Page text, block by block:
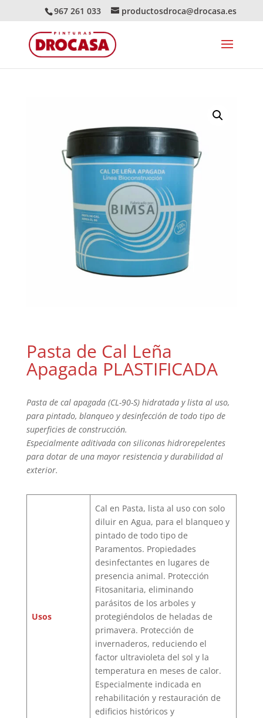
967 261 033 productosdroca@drocasa.es
Pasta de Cal Leña
Apagada PLASTIFICADA
Pasta de cal apagada (CL-90-S) hidratada y lista al uso,
para pintado, blanqueo y desinfección de todo tipo de
superficies de construcción.
Especialmente aditivada con siliconas hidrorepelentes
para dotar de una mayor resistencia y durabilidad al
exterior.
Usos
Cal en Pasta, lista al uso con solo
diluir en Agua, para el blanqueo y
pintado de todo tipo de
Paramentos. Propiedades
desinfectantes en lugares de
presencia animal. Protección
Fitosanitaria, eliminando
parásitos de los arboles y
protegiéndolos de heladas de
primavera. Protección de
invernaderos, reduciendo el
factor ultravioleta del sol y la
temperatura en meses de calor.
Especialmente indicada en
rehabilitación y restauración de
edificios históricos y